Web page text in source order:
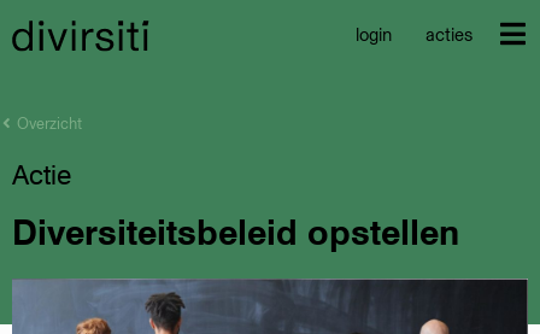
login acties
Overzicht
Actie
Diversiteitsbeleid opstellen